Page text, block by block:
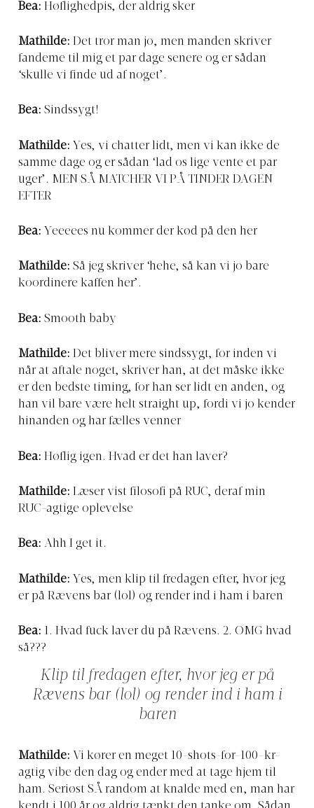
Bea: Høflighedpis, der aldrig sker
Mathilde: Det tror man jo, men manden skriver
fandeme til mig et par dage senere og er sådan
‘skulle vi finde ud af noget’.
Bea: Sindssygt!
Mathilde: Yes, vi chatter lidt, men vi kan ikke de
samme dage og er sådan ‘lad os lige vente et par
uger’. MEN SÅ MATCHER VI PÅ TINDER DAGEN
EFTER
Bea: Yeeeees nu kommer der kød på den her
Mathilde: Så jeg skriver ‘hehe, så kan vi jo bare
koordinere kaffen her’.
Bea: Smooth baby
Mathilde: Det bliver mere sindssygt, for inden vi
når at aftale noget, skriver han, at det måske ikke
er den bedste timing, for han ser lidt en anden, og
han vil bare være helt straight up, fordi vi jo kender
hinanden og har fælles venner
Bea: Høflig igen. Hvad er det han laver?
Mathilde: Læser vist filosofi på RUC, deraf min
RUC-agtige oplevelse
Bea: Ahh I get it.
Mathilde: Yes, men klip til fredagen efter, hvor jeg
er på Rævens bar (lol) og render ind i ham i baren
Bea: 1. Hvad fuck laver du på Rævens. 2. OMG hvad
så???
Klip til fredagen efter, hvor jeg er på
Rævens bar (lol) og render ind i ham i
baren
Mathilde: Vi kører en meget 10-shots-for-100-kr-
agtig vibe den dag og ender med at tage hjem til
ham. Seriøst SÅ random at knalde med en, man har